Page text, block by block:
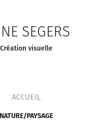
SEGERS
Création visuelle
ACCUEIL
NATURE/PAYSAGE